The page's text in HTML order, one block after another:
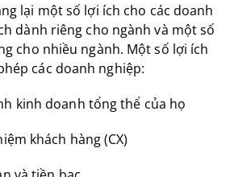
lại một số lợi ích cho các doanh
dành riêng cho ngành và một số
cho nhiều ngành. Một số lợi ích
các doanh nghiệp:
kinh doanh tổng thể của họ
khách hàng (CX)